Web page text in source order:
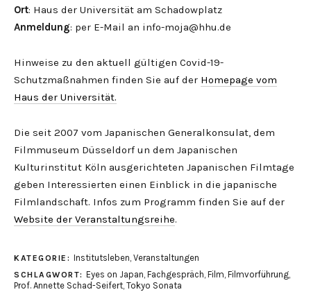
Ort: Haus der Universität am Schadowplatz
Anmeldung: per E-Mail an info-moja@hhu.de
Hinweise zu den aktuell gültigen Covid-19-
Schutzmaßnahmen finden Sie auf der Homepage vom
Haus der Universität.
Die seit 2007 vom Japanischen Generalkonsulat, dem
Filmmuseum Düsseldorf un dem Japanischen
Kulturinstitut Köln ausgerichteten Japanischen Filmtage
geben Interessierten einen Einblick in die japanische
Filmlandschaft. Infos zum Programm finden Sie auf der
Website der Veranstaltungsreihe.
KATEGORIE: Institutsleben, Veranstaltungen
SCHLAGWORT: Eyes on Japan, Fachgespräch, Film, Filmvorführung,
Prof. Annette Schad-Seifert, Tokyo Sonata